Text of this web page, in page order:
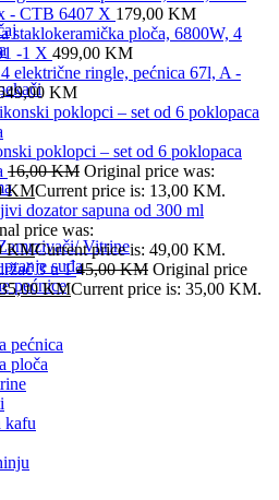
Vitrine
suđa
pećnice
pećnica
ploča
kafu
- CTB 6407 X 179,00 KM
staklokeramička ploča, 6800W, 4
-1 X 499,00 KM
električne ringle, pećnica 67l, A -
KM
poklopci – set od 6 poklopaca
16,00KM Original price was:
KMCurrent price is: 13,00 KM.
dozator sapuna od 300 ml
price was:
KMCurrent price is: 49,00 KM.
3 u 145,00KM Original price
35,00KMCurrent price is: 35,00 KM.